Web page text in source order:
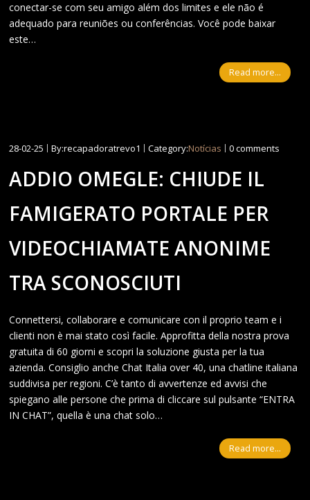
conectar-se com seu amigo além dos limites e ele não é
adequado para reuniões ou conferências. Você pode baixar
este…
Read more...
28-02-25 By:recapadoratrevo1 Category:Notícias 0 comments
ADDIO OMEGLE: CHIUDE IL
FAMIGERATO PORTALE PER
VIDEOCHIAMATE ANONIME
TRA SCONOSCIUTI
Connettersi, collaborare e comunicare con il proprio team e i
clienti non è mai stato così facile. Approfitta della nostra prova
gratuita di 60 giorni e scopri la soluzione giusta per la tua
azienda. Consiglio anche Chat Italia over 40, una chatline italiana
suddivisa per regioni. C’è tanto di avvertenze ed avvisi che
spiegano alle persone che prima di cliccare sul pulsante “ENTRA
IN CHAT”, quella è una chat solo…
Read more...